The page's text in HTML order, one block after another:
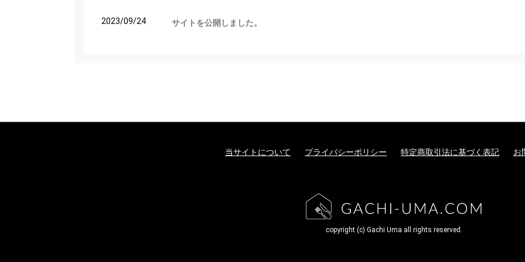
2023/09/24 サイトを公開しました。
当サイトについて プライバシーポリシー 特定商取引法に基づく表記 お
copyright (c) Gachi Uma all rights reserved.